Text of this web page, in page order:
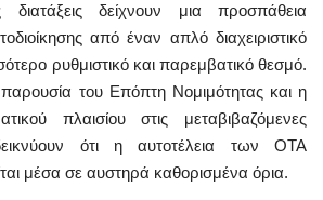
διατάξεις δείχνουν μια προσπάθεια
από έναν απλό διαχειριστικό
ρυθμιστικό και παρεμβατικό θεσμό.
του Επόπτη Νομιμότητας και η
πλαισίου στις μεταβιβαζόμενες
ότι η αυτοτέλεια των ΟΤΑ
μέσα σε αυστηρά καθορισμένα όρια.